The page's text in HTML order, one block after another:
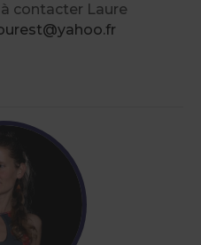
contacter Laure